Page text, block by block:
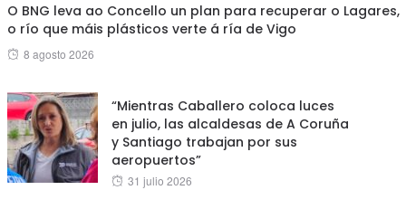
O BNG leva ao Concello un plan para recuperar o Lagares,
o río que máis plásticos verte á ría de Vigo
Posted
8 agosto 2026
“Mientras Caballero coloca luces
en julio, las alcaldesas de A Coruña
y Santiago trabajan por sus
aeropuertos”
Posted
31 julio 2026